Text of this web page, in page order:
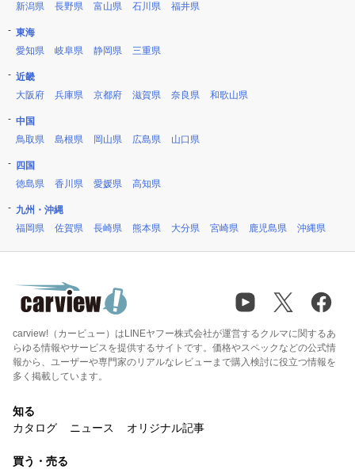
新潟県
長野県 富山県 石川県 福井県
東海
愛知県
岐阜県 静岡県 三重県
近畿
大阪府
兵庫県 京都府 滋賀県 奈良県 和歌山県
中国
鳥取県
島根県 岡山県 広島県 山口県
四国
徳島県
香川県 愛媛県 高知県
九州・沖縄
福岡県
佐賀県 長崎県 熊本県 大分県 宮崎県 鹿児島県 沖縄県
carview!（カービュー）はLINEヤフー株式会社が運営するクルマに関するあ
らゆる情報やサービスを提供するサイトです。価格やスペックなどの公式情
報から、ユーザーや専門家のリアルなレビューまで購入検討に役立つ情報を
多く掲載しています。
知る
カタログ
ニュース オリジナル記事
買う・売る